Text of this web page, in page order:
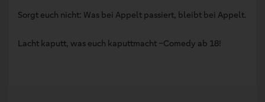
Sorgt euch nicht: Was bei Appelt passiert, bleibt bei Appelt.
Lacht kaputt, was euch kaputtmacht –Comedy ab 18!